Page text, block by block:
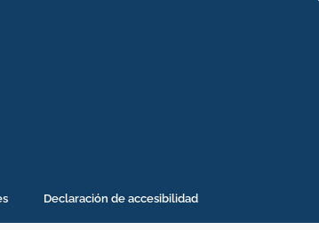
Declaración de accesibilidad